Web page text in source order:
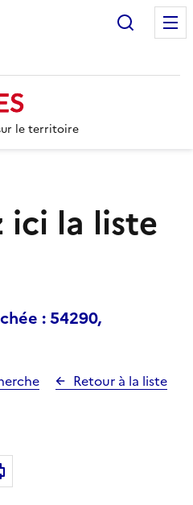
le territoire
ici la liste
: 54290,
Retour à la liste
dans le presse-papier